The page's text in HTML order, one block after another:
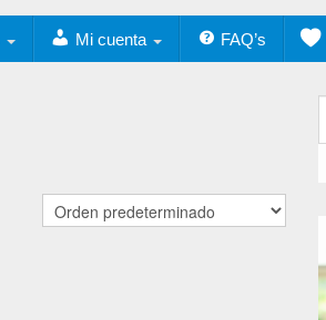
Mi cuenta FAQ’s